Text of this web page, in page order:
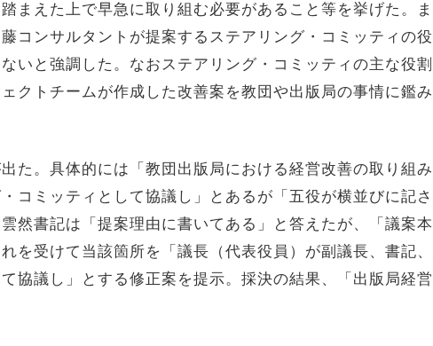
まえた上で早急に取り組む必要があること等を挙げた。
コンサルタントが提案するステアリング・コミッティの
いと強調した。なおステアリング・コミッティの主な役
クトチームが作成した改善案を教団や出版局の事情に鑑
た。具体的には「教団出版局における経営改善の取り組
コミッティとして協議し」とあるが「五役が横並びに記
然書記は「提案理由に書いてある」と答えたが、「議案
を受けて当該箇所を「議長（代表役員）が副議長、書記
協議し」とする修正案を提示。採決の結果、「出版局経